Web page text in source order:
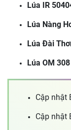
Lúa IR
Lúa Nàng
Lúa Đài
Lúa OM
Cập nhật
Cập nhật